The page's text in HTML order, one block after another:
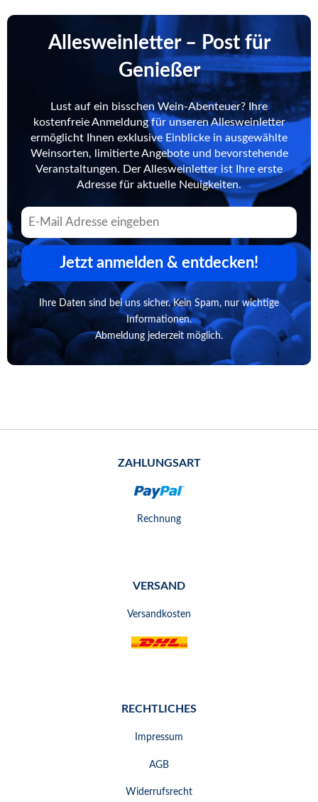
Allesweinletter – Post für
Genießer
Lust auf ein bisschen Wein-Abenteuer? Ihre
kostenfreie Anmeldung für unseren Allesweinletter
ermöglicht Ihnen exklusive Einblicke in ausgewählte
Weinsorten, limitierte Angebote und bevorstehende
Veranstaltungen. Der Allesweinletter ist Ihre erste
Adresse für aktuelle Neuigkeiten.
Jetzt anmelden & entdecken!
Ihre Daten sind bei uns sicher. Kein Spam, nur wichtige
Informationen.
Abmeldung jederzeit möglich.
ZAHLUNGSART
Rechnung
VERSAND
Versandkosten
RECHTLICHES
Impressum
AGB
Widerrufsrecht